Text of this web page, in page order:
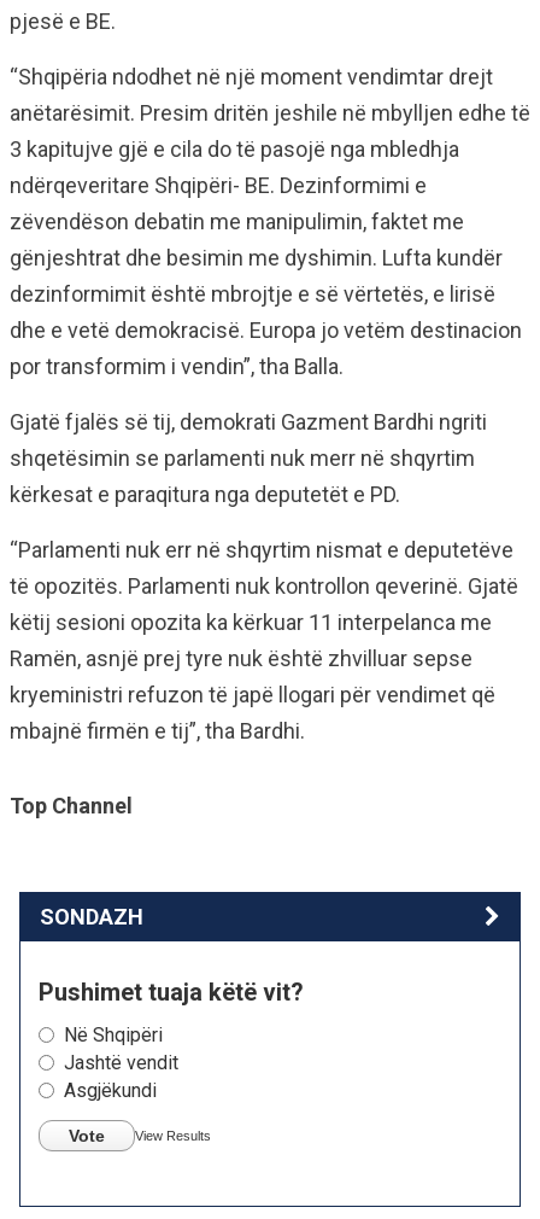
pjesë e BE.
“Shqipëria ndodhet në një moment vendimtar drejt
anëtarësimit. Presim dritën jeshile në mbylljen edhe të
3 kapitujve gjë e cila do të pasojë nga mbledhja
ndërqeveritare Shqipëri- BE. Dezinformimi e
zëvendëson debatin me manipulimin, faktet me
gënjeshtrat dhe besimin me dyshimin. Lufta kundër
dezinformimit është mbrojtje e së vërtetës, e lirisë
dhe e vetë demokracisë. Europa jo vetëm destinacion
por transformim i vendin”, tha Balla.
Gjatë fjalës së tij, demokrati Gazment Bardhi ngriti
shqetësimin se parlamenti nuk merr në shqyrtim
kërkesat e paraqitura nga deputetët e PD.
“Parlamenti nuk err në shqyrtim nismat e deputetëve
të opozitës. Parlamenti nuk kontrollon qeverinë. Gjatë
këtij sesioni opozita ka kërkuar 11 interpelanca me
Ramën, asnjë prej tyre nuk është zhvilluar sepse
kryeministri refuzon të japë llogari për vendimet që
mbajnë firmën e tij”, tha Bardhi.
Top Channel
SONDAZH
Pushimet tuaja këtë vit?
Në Shqipëri
Jashtë vendit
Asgjëkundi
Vote View Results